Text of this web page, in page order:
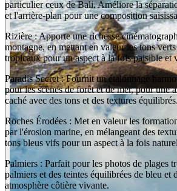
particulier ceux de Bali. Améliore la
et l'arrière-plan pour une composition
Rizière : Apporte une richesse
montagne, en mettant en valeur les tons
tropicaux pour un aspect à la fois paisible et
Paradis Secret : Fournit un étalonnage
pour les scènes de forêt et de mer, pour une
caché avec des tons et des textures équilibrés.
Roches Érodées : Met en valeur les
par l'érosion marine, en mélangeant des
tons bleus vifs pour un aspect à la fois
Palmiers : Parfait pour les photos de plages
palmiers et des teintes équilibrées de bleu et
atmosphère côtière vivante.